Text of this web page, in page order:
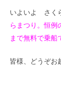
いよいよ さく
らまつり。恒
まで無料で乗船
皆様、どうぞお